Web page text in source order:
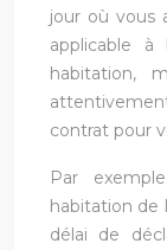
jour où vous
applicable à
habitation,
contrat pour
Par
habitation de
délai de